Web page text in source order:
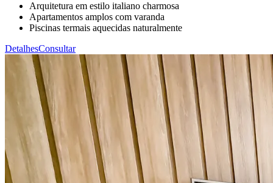
Arquitetura em estilo italiano charmosa
Apartamentos amplos com varanda
Piscinas termais aquecidas naturalmente
DetalhesConsultar